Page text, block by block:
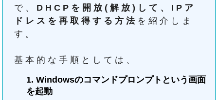
で、 DHCPを開放(解放)して、IPア
ドレスを再取得する方法 を紹介しま
す。
基本的な手順としては、
Windowsのコマンドプロンプトという画面
を起動